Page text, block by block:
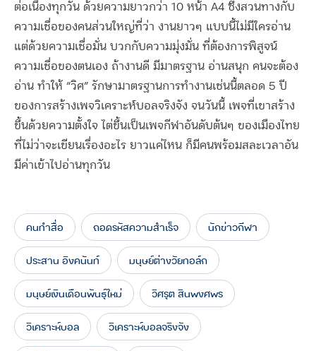
ต่อเนื่องทุกวัน ด้วยความยาวกว่า 10 หน้า A4 ซึ่งสวนทางกับ
ความเชื่อของคนส่วนใหญ่ที่ว่า งานยาวๆ แบบนี้ไม่มีใครอ่าน
แต่ด้วยความเชื่อมั่น บวกกับความมุ่งมั่น ที่ต้องการพิสูจน์
ความเชื่อของตนเอง ถ้างานดี มีมาตรฐาน อ่านสนุก คนจะต้อง
อ่าน ทำให้ “วิศ” รักษามาตรฐานการทำงานเช่นนี้ตลอด 5 ปี
ของการสร้างเพจวิเคราะห์บอลจริงจัง จนวันนี้ เพจที่เขาสร้าง
ขึ้นด้วยความตั้งใจ ไต่ขึ้นเป็นเพจกีฬาอันดับต้นๆ ของเมืองไทย
ที่ไม่ว่าจะเขียนเรื่องอะไร ยาวแค่ไหน ก็มีคนพร้อมสละเวลาอัน
มีค่าเข้าไปอ่านทุกวัน
คนทำสื่อ ถอดรหัสความสำเร็จ นักข่าวกีฬา
ประสาน อิงคนันท์ มนุษย์ต่างวัยทอล์ก
มนุษย์เงินเดือนพันธุ์ใหม่ วิศรุต สินพงศพร
วิเคราะห์บอล วิเคราะห์บอลจริงจัง